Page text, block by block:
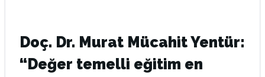
Doç. Dr. Murat Mücahit Yentür:
“Değer temelli eğitim en